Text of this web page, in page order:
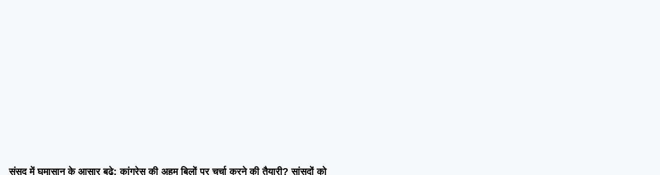
संसद में घमासान के आसार बढ़े: कांग्रेस की अहम बिलों पर चर्चा करने की तैयारी? सांसदों को